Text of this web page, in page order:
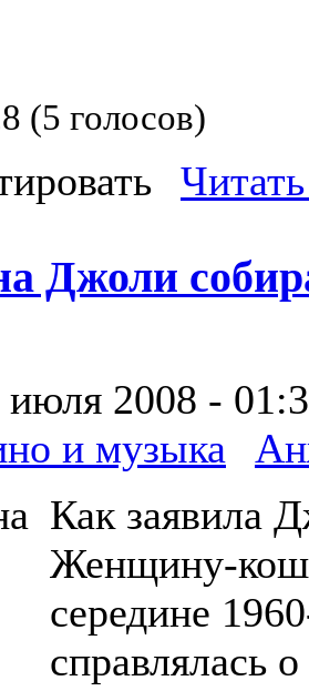
(5 голосов)
Джоли
июля 2008 -
и музыка
Как заявила
Женщину-
середине
справлялась